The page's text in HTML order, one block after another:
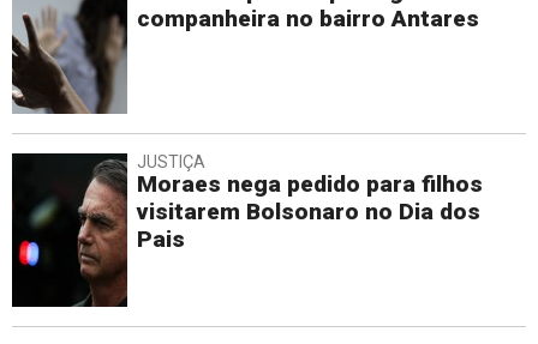
companheira no bairro Antares
JUSTIÇA
Moraes nega pedido para filhos
visitarem Bolsonaro no Dia dos
Pais